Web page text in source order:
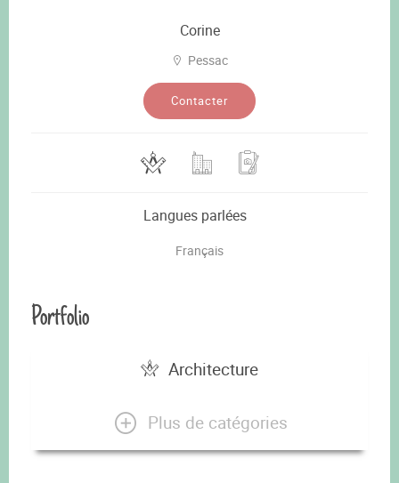
Corine
Pessac
Contacter
Langues parlées
Français
Portfolio
Architecture
Plus de catégories